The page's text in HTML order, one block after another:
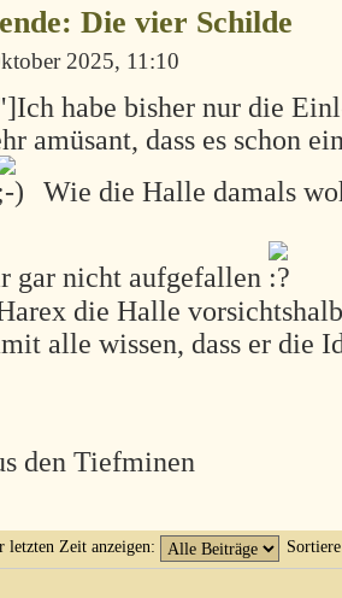
Die vier Schilde
2025, 11:10
habe bisher nur die
amüsant, dass es schon
Wie die Halle damals
gar nicht aufgefallen
die Halle
alle wissen, dass er die
den Tiefminen
letzten Zeit anzeigen: